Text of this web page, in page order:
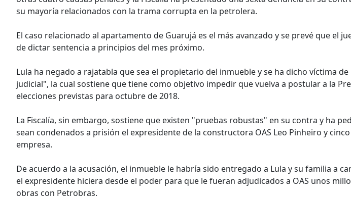
su mayoría relacionados con la trama corrupta en la petrolera.
El caso relacionado al apartamento de Guarujá es el más avanzado y se prevé que el
de dictar sentencia a principios del mes próximo.
Lula ha negado a rajatabla que sea el propietario del inmueble y se ha dicho víctima
judicial", la cual sostiene que tiene como objetivo impedir que vuelva a postular a la
elecciones previstas para octubre de 2018.
La Fiscalía, sin embargo, sostiene que existen "pruebas robustas" en su contra y ha
sean condenados a prisión el expresidente de la constructora OAS Leo Pinheiro y
empresa.
De acuerdo a la acusación, el inmueble le habría sido entregado a Lula y su familia a
el expresidente hiciera desde el poder para que le fueran adjudicados a OAS unos
obras con Petrobras.